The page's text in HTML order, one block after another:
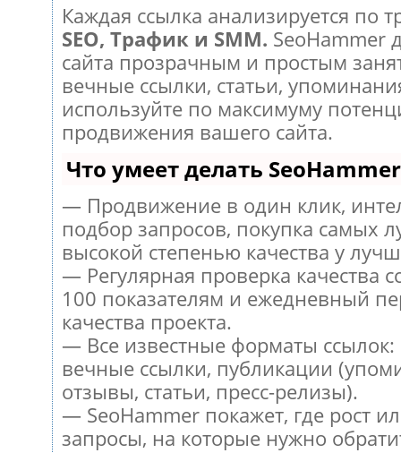
Каждая ссылка анализируется по
SEO, Трафик и SMM. SeoHammer
сайта прозрачным и простым
вечные ссылки, статьи,
используйте по максимуму
продвижения вашего сайта.
Что умеет делать SeoHammer
— Продвижение в один клик,
подбор запросов, покупка самых
высокой степенью качества у
— Регулярная проверка качества
100 показателям и ежедневный
качества проекта.
— Все известные форматы
вечные ссылки, публикации
отзывы, статьи, пресс-релизы).
— SeoHammer покажет, где рост
запросы, на которые нужно